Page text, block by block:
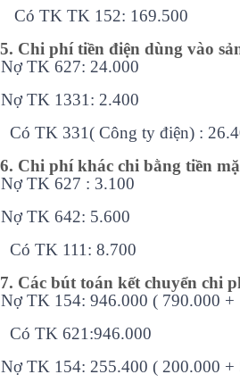
Có TK TK 152: 169.500
5. Chi phí tiền điện dùng vào
Nợ TK 627: 24.000
Nợ TK 1331: 2.400
Có TK 331( Công ty điện) :
6. Chi phí khác chi bằng tiền
Nợ TK 627 : 3.100
Nợ TK 642: 5.600
Có TK 111: 8.700
7. Các bút toán kết chuyển chi
Nợ TK 154: 946.000 ( 790.000 +
Có TK 621:946.000
Nợ TK 154: 255.400 ( 200.000 +